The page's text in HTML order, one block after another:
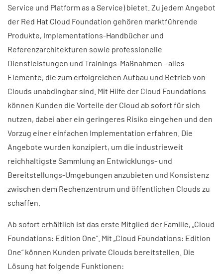
Service und Platform as a Service) bietet. Zu jedem Angebot
der Red Hat Cloud Foundation gehören marktführende
Produkte, Implementations-Handbücher und
Referenzarchitekturen sowie professionelle
Dienstleistungen und Trainings-Maßnahmen - alles
Elemente, die zum erfolgreichen Aufbau und Betrieb von
Clouds unabdingbar sind. Mit Hilfe der Cloud Foundations
können Kunden die Vorteile der Cloud ab sofort für sich
nutzen, dabei aber ein geringeres Risiko eingehen und den
Vorzug einer einfachen Implementation erfahren. Die
Angebote wurden konzipiert, um die industrieweit
reichhaltigste Sammlung an Entwicklungs- und
Bereitstellungs-Umgebungen anzubieten und Konsistenz
zwischen dem Rechenzentrum und öffentlichen Clouds zu
schaffen.
Ab sofort erhältlich ist das erste Mitglied der Familie, „Cloud
Foundations: Edition One“. Mit „Cloud Foundations: Edition
One“ können Kunden private Clouds bereitstellen. Die
Lösung hat folgende Funktionen: